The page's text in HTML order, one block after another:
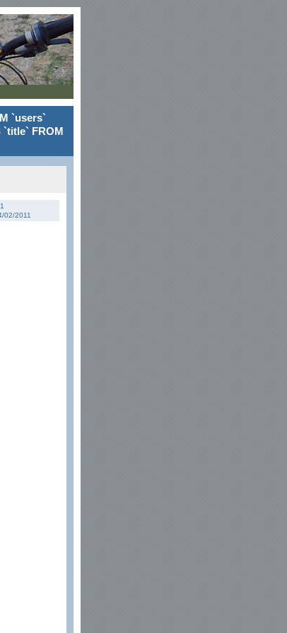
`users`
`title` FROM
02/2011